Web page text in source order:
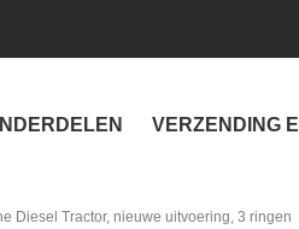
VERZENDING
Diesel Tractor, nieuwe uitvoering, 3 ringen